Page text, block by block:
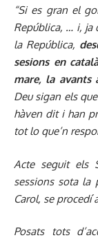
“Si es gran el
República, … i, ja
la República,
sesions en
mare, la avants
Deu sigan els
hàven dit i han
tot lo que’n
Acte seguit els
sessions sota la
Carol, se procedí
Posats tots